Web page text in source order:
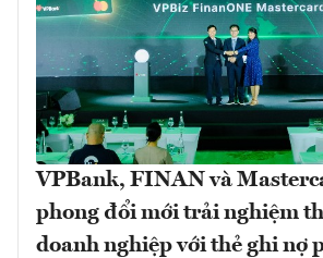
VPBank, FINAN và
phong đổi mới trải nghiệm
doanh nghiệp với thẻ ghi nợ